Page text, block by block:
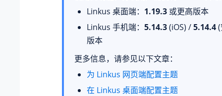
Linkus 桌面端： 1.19.3或更高版本
Linkus 手机端： 5.14.3(iOS) /5.14.4(
版本
更多信息，请参见以下文章：
为 Linkus 网页端配置主题
在 Linkus 桌面端配置主题